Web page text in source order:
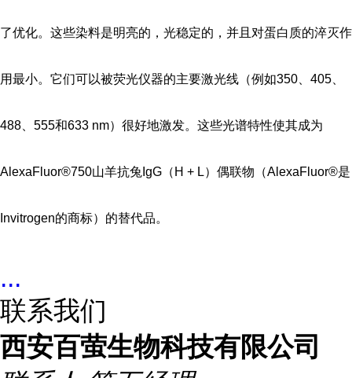
了优化。这些染料是明亮的，光稳定的，并且对蛋白质的淬灭作
用最小。它们可以被荧光仪器的主要激光线（例如350、405、
488、555和633 nm）很好地激发。这些光谱特性使其成为
AlexaFluor®750山羊抗兔IgG（H + L）偶联物（AlexaFluor®是
Invitrogen的商标）的替代品。
...
联系我们
西安百萤生物科技有限公司